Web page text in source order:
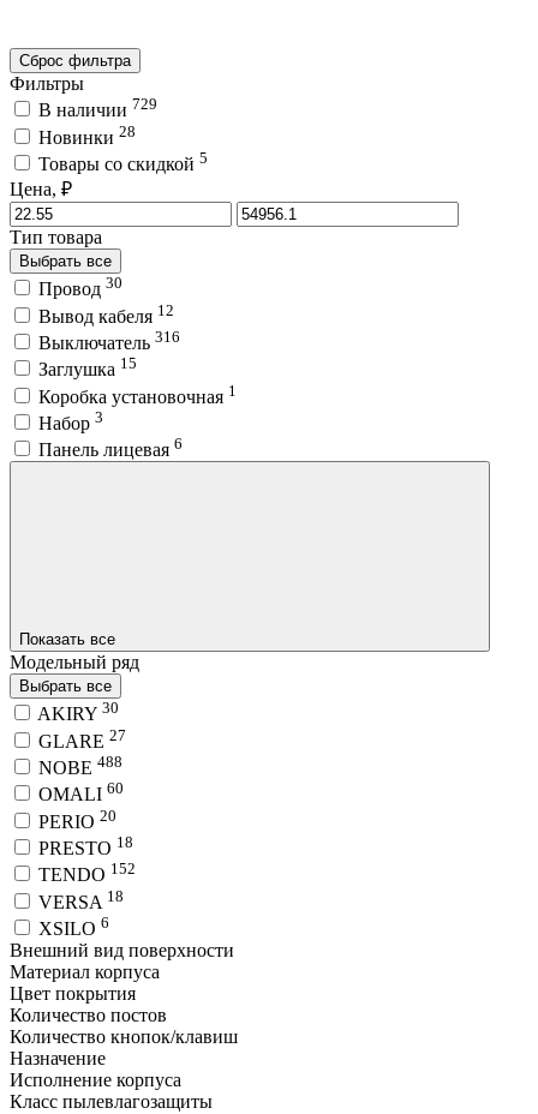
Сброс фильтра
Фильтры
В наличии 729
Новинки 28
Товары со скидкой 5
Цена, ₽
Тип товара
Выбрать все
Провод 30
Вывод кабеля 12
Выключатель 316
Заглушка 15
Коробка установочная 1
Набор 3
Панель лицевая 6
Показать все
Модельный ряд
Выбрать все
AKIRY 30
GLARE 27
NOBE 488
OMALI 60
PERIO 20
PRESTO 18
TENDO 152
VERSA 18
XSILO 6
Внешний вид поверхности
Материал корпуса
Цвет покрытия
Количество постов
Количество кнопок/клавиш
Назначение
Исполнение корпуса
Класс пылевлагозащиты